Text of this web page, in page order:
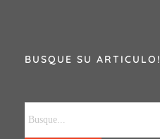
BUSQUE SU ARTICULO!